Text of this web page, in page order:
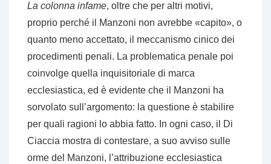
La colonna infame, oltre che per altri motivi,
proprio perché il Manzoni non avrebbe «capito», o
quanto meno accettato, il meccanismo cinico dei
procedimenti penali. La problematica penale poi
coinvolge quella inquisitoriale di marca
ecclesiastica, ed è evidente che il Manzoni ha
sorvolato sull’argomento: la questione è stabilire
per quali ragioni lo abbia fatto. In ogni caso, il Di
Ciaccia mostra di contestare, a suo avviso sulle
orme del Manzoni, l’attribuzione ecclesiastica